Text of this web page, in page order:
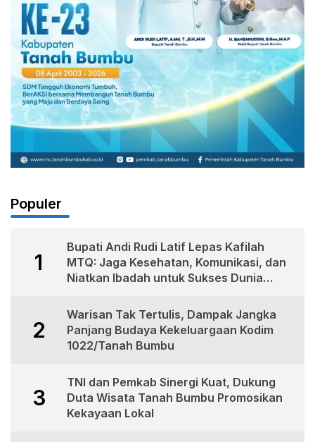
Populer
1
Bupati Andi Rudi Latif Lepas Kafilah
MTQ: Jaga Kesehatan, Komunikasi, dan
Niatkan Ibadah untuk Sukses Dunia
2
Warisan Tak Tertulis, Dampak Jangka
Panjang Budaya Kekeluargaan Kodim
1022/Tanah Bumbu
3
TNI dan Pemkab Sinergi Kuat, Dukung
Duta Wisata Tanah Bumbu Promosikan
Kekayaan Lokal